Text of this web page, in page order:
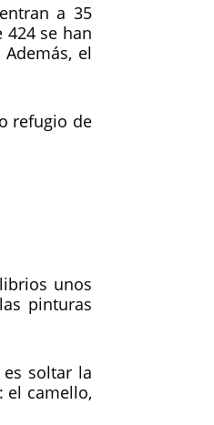
a 35
se han
el
refugio de
unos
pinturas
soltar la
el camello,